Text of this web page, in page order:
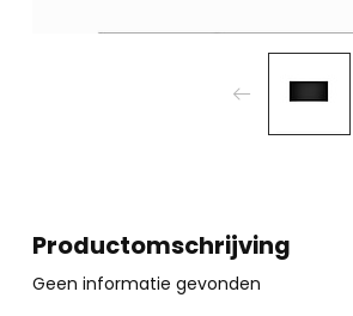
Productomschrijving
Geen informatie gevonden